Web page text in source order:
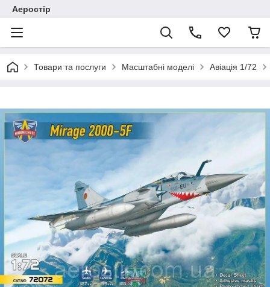
Аеростір
Товари та послуги Масштабні моделі Авіація 1/72